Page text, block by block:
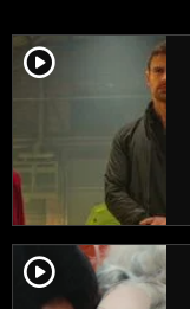
player2
player2